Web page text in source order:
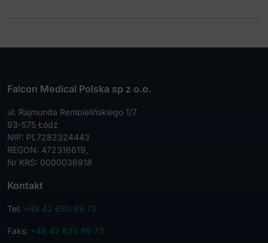
Falcon Medical Polska sp z o.o.
ul. Rajmunda Rembielińskiego 1/7
93-575 Łódź
NIP: PL7282324443
REGON: 472316619,
Nr KRS: 0000036918
Kontakt
Tel: +48 42 630 99 72
Faks: +48 42 630 99 73